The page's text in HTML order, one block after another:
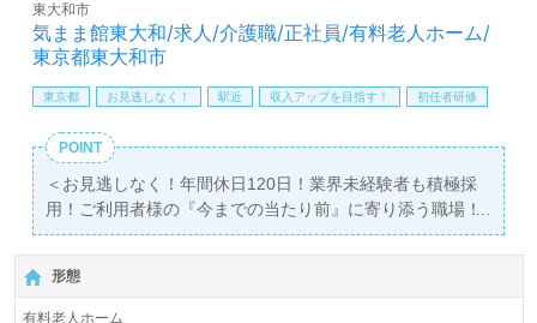
気まま館東大和/求人/介護職/正社員/有料老人ホーム/
東京都東大和市
東大和市
東京都 お見逃しなく！ 駅近 収入アップを目指す！ 初任者研修
POINT
＜お見逃しなく！年間休日120日！業界未経験者も積極採
用！ご利用者様の『今までの当たり前』に寄り添う職場！
＞
◎介護職/正社員◎【月給231,000円～278,000円/賞与2
回】＊初任者研修以上有資格者向け求人＊『上北台駅』徒
歩7分。
形態
有料老人ホーム